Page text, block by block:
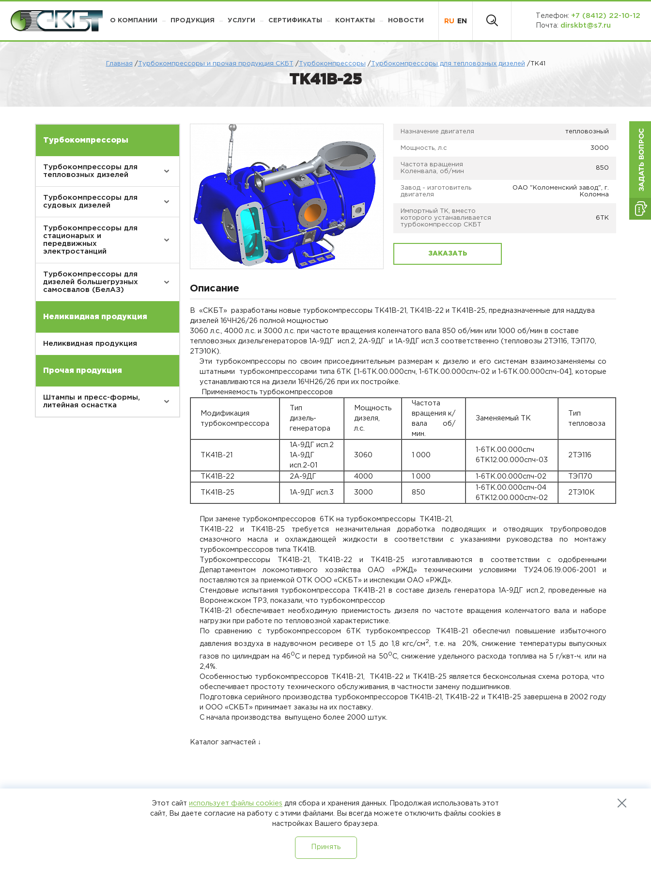
О КОМПАНИИ ПРОДУКЦИЯ УСЛУГИ СЕРТИФИКАТЫ КОНТАКТЫ НОВОСТИ RU EN
Телефон: +7 (8412) 22-10-12
Почта: dirskbt@s7.ru
Главная / Турбокомпрессоры и прочая продукция СКБТ / Турбокомпрессоры / Турбокомпрессоры для тепловозных дизелей /ТК41
ТК41В-25
Турбокомпрессоры
Турбокомпрессоры для
тепловозных дизелей
Турбокомпрессоры для
судовых дизелей
Турбокомпрессоры для
стационарых и
передвижных
электростанций
Турбокомпрессоры для
дизелей большегрузных
самосвалов (БелАЗ)
Неликвидная продукция
Неликвидная продукция
Прочая продукция
Штампы и пресс-формы,
литейная оснастка
Назначение двигателя тепловозный
Мощность, л.с 3000
Частота вращения
Коленвала, об/мин
850
Завод - изготовитель
двигателя
ОАО "Коломенский завод", г.
Коломна
Импортный ТК, вместо
которого устанавливается
турбокомпрессор СКБТ
6ТК
ЗАКАЗАТЬ
Описание
В «СКБТ» разработаны новые турбокомпрессоры ТК41В-21, ТК41В-22 и ТК41В-25, предназначенные для наддува
дизелей 16ЧН26/26 полной мощностью
3060 л.с., 4000 л.с. и 3000 л.с. при частоте вращения коленчатого вала 850 об/мин или 1000 об/мин в составе
тепловозных дизельгенераторов 1А-9ДГ исп.2, 2А-9ДГ и 1А-9ДГ исп.3 соответственно (тепловозы 2ТЭ116, ТЭП70,
2ТЭ10К).
Эти турбокомпрессоры по своим присоединительным размерам к дизелю и его системам взаимозаменяемы со
штатными турбокомпрессорами типа 6ТК [1-6ТК.00.000спч, 1-6ТК.00.000спч-02 и 1-6ТК.00.000спч-04], которые
устанавливаются на дизели 16ЧН26/26 при их постройке.
Применяемость турбокомпрессоров
Модификация
турбокомпрессора
Тип
дизель-
генератора
Мощность
дизеля,
л.с.
Частота
вращения к/
вала об/
мин.
Заменяемый ТК
Тип
тепловоза
ТК41В-21
1А-9ДГ исп.2
1А-9ДГ
исп.2-01
3060 1 000
1-6ТК.00.000спч
6ТК12.00.000спч-03
2ТЭ116
ТК41В-22 2А-9ДГ 4000 1 000 1-6ТК.00.000спч-02 ТЭП70
ТК41В-25 1А-9ДГ исп.3 3000 850
1-6ТК.00.000спч-04
6ТК12.00.000спч-02
2ТЭ10К
При замене турбокомпрессоров 6ТК на турбокомпрессоры ТК41В-21,
ТК41В-22 и ТК41В-25 требуется незначительная доработка подводящих и отводящих трубопроводов
смазочного масла и охлаждающей жидкости в соответствии с указаниями руководства по монтажу
турбокомпрессоров типа ТК41В.
Турбокомпрессоры ТК41В-21, ТК41В-22 и ТК41В-25 изготавливаются в соответствии с одобренными
Департаментом локомотивного хозяйства ОАО «РЖД» техническими условиями ТУ24.06.19.006-2001 и
поставляются за приемкой ОТК ООО «СКБТ» и инспекции ОАО «РЖД».
Стендовые испытания турбокомпрессора ТК41В-21 в составе дизель генератора 1А-9ДГ исп.2, проведенные на
Воронежском ТРЗ, показали, что турбокомпрессор
ТК41В-21 обеспечивает необходимую приемистость дизеля по частоте вращения коленчатого вала и наборе
нагрузки при работе по тепловозной характеристике.
По сравнению с турбокомпрессором 6ТК турбокомпрессор ТК41В-21 обеспечил повышение избыточного
давления воздуха в надувочном ресивере от 1,5 до 1,8 кгс/см2
, т.е. на 20%, снижение температуры выпускных
газов по цилиндрам на 460С и перед турбиной на 500С, снижение удельного расхода топлива на 5 г/квт-ч. или на
2,4%.
Особенностью турбокомпрессоров ТК41В-21, ТК41В-22 и ТК41В-25 является бесконсольная схема ротора, что
обеспечивает простоту технического обслуживания, в частности замену подшипников.
Подготовка серийного производства турбокомпрессоров ТК41В-21, ТК41В-22 и ТК41В-25 завершена в 2002 году
и ООО «СКБТ» принимает заказы на их поставку.
С начала производства выпущено более 2000 штук.
Каталог запчастей ↓
ООО «Специальное конструкторское
+7 (8412) 22-10-12
Этот сайт использует файлы cookies для сбора и хранения данных. Продолжая использовать этот
сайт, Вы даете согласие на работу с этими файлами. Вы всегда можете отключить файлы cookies в
настройках Вашего браузера.
Принять